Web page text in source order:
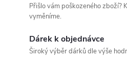
Přišlo vám poškozeného zboží?
vyměníme.
Dárek k objednávce
Široký výběr dárků dle výše